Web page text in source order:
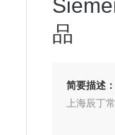
品
简要描述：
上海辰丁